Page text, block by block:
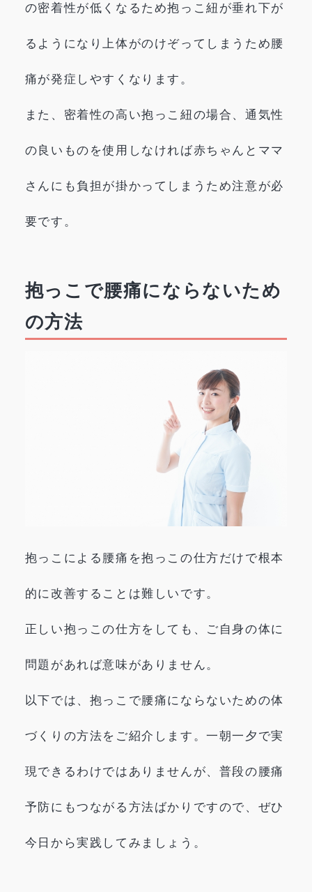
の密着性が低くなるため抱っこ紐が垂れ下が
るようになり上体がのけぞってしまうため腰
痛が発症しやすくなります。
また、密着性の高い抱っこ紐の場合、通気性
の良いものを使用しなければ赤ちゃんとママ
さんにも負担が掛かってしまうため注意が必
要です。
抱っこで腰痛にならないため
の方法
抱っこによる腰痛を抱っこの仕方だけで根本
的に改善することは難しいです。
正しい抱っこの仕方をしても、ご自身の体に
問題があれば意味がありません。
以下では、抱っこで腰痛にならないための体
づくりの方法をご紹介します。一朝一夕で実
現できるわけではありませんが、普段の腰痛
予防にもつながる方法ばかりですので、ぜひ
今日から実践してみましょう。